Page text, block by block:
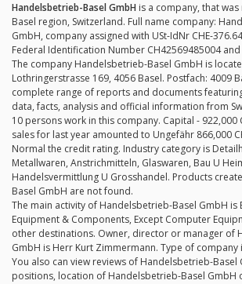
Handelsbetrieb-Basel GmbH is a company, that
Basel region, Switzerland. Full name company:
GmbH, company assigned with USt-IdNr CHE-
Federal Identification Number CH42569485004 and
The company Handelsbetrieb-Basel GmbH is
Lothringerstrasse 169, 4056 Basel. Postfach: 4009
complete range of reports and documents
data, facts, analysis and official information from
10 persons work in this company. Capital - 922,000
sales for last year amounted to Ungefähr 866,000
Normal the credit rating. Industry category is
Metallwaren, Anstrichmitteln, Glaswaren, Bau U
Handelsvermittlung U Grosshandel. Products
Basel GmbH are not found.
The main activity of Handelsbetrieb-Basel GmbH is
Equipment & Components, Except Computer
other destinations. Owner, director or manager of
GmbH is Herr Kurt Zimmermann. Type of company
You also can view reviews of Handelsbetrieb-Basel
positions, location of Handelsbetrieb-Basel GmbH